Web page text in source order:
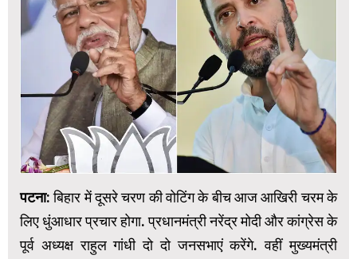
पटना:बिहार में दूसरे चरण की वोटिंग के बीच आज आखिरी चरम के
लिए धुंआधार प्रचार होगा. प्रधानमंत्री नरेंद्र मोदी और कांग्रेस के
पूर्व अध्यक्ष राहुल गांधी दो दो जनसभाएं करेंगे. वहीं मुख्यमंत्री